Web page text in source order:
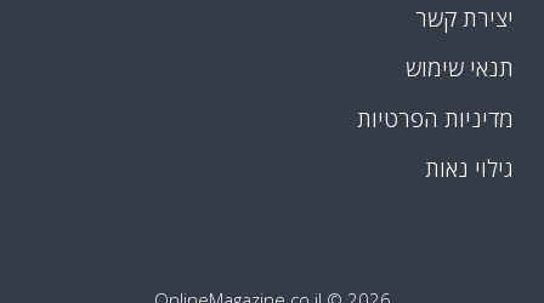
יצירת קשר
תנאי שימוש
מדיניות הפרטיות
גילוי נאות